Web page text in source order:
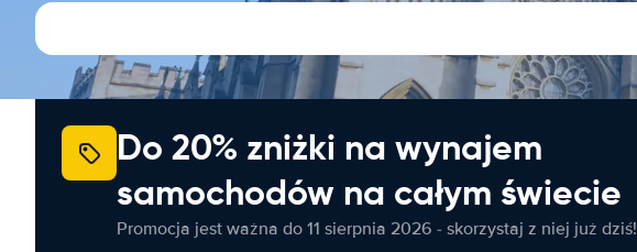
Do 20% zniżki na wynajem
samochodów na całym świecie
Promocja jest ważna do 11 sierpnia 2026 - skorzystaj z niej już dziś!